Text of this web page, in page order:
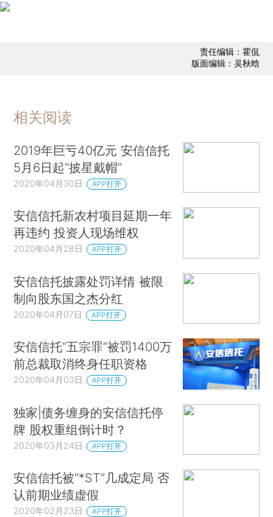
责任编辑：霍侃
版面编辑：吴秋晗
相关阅读
2019年巨亏40亿元 安信信托
5月6日起“披星戴帽”
2020年04月30日 APP打开
安信信托新农村项目延期一年
再违约 投资人现场维权
2020年04月28日 APP打开
安信信托披露处罚详情 被限
制向股东国之杰分红
2020年04月07日 APP打开
安信信托“五宗罪”被罚1400万
前总裁取消终身任职资格
2020年04月03日 APP打开
独家|债务缠身的安信信托停
牌 股权重组倒计时？
2020年03月24日 APP打开
安信信托被“*ST”几成定局 否
认前期业绩虚假
2020年02月23日 APP打开